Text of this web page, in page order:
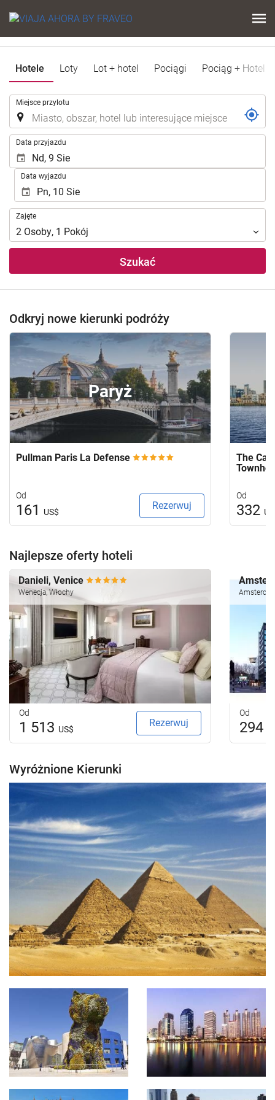
Hotele Loty Lot + hotel Pociągi Pociąg + Hotel
Miejsce przylotu
Data przyjazdu
Data wyjazdu
Zajęte
Zajęte
2 Osoby, 1 Pokój
Szukać
Odkryj nowe kierunki podróży
Paryż
Pullman Paris La Defense
Od
161 US$
Rezerwuj
The
Od
332
Najlepsze oferty hoteli
Danieli, Venice
Wenecja, Włochy
Od
1 513 US$
Rezerwuj
Od
294
Wyróżnione Kierunki